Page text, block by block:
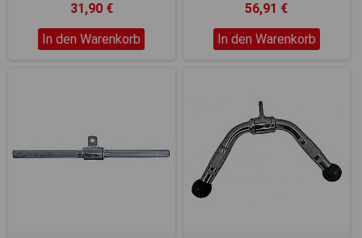
31,90 €
In den Warenkorb
56,91 €
In den Warenkorb